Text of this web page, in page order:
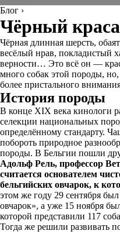
Блог ›
Чёрный
Чёрная длинная шерсть,
весёлый нрав, покладистый
верности… Это всё он —
много собак этой породы,
более пристального
История породы
В конце XIX века кинологи
селекции национальных
определённому стандарту.
побороть природное
породы. В Бельгии пошли
Адольф Рель, профессор
считается основателем
бельгийских овчарок, к
этом же году 29 сентября
овчарок», а уже 15 ноября
которой представили 117
Тогда же решили развивать